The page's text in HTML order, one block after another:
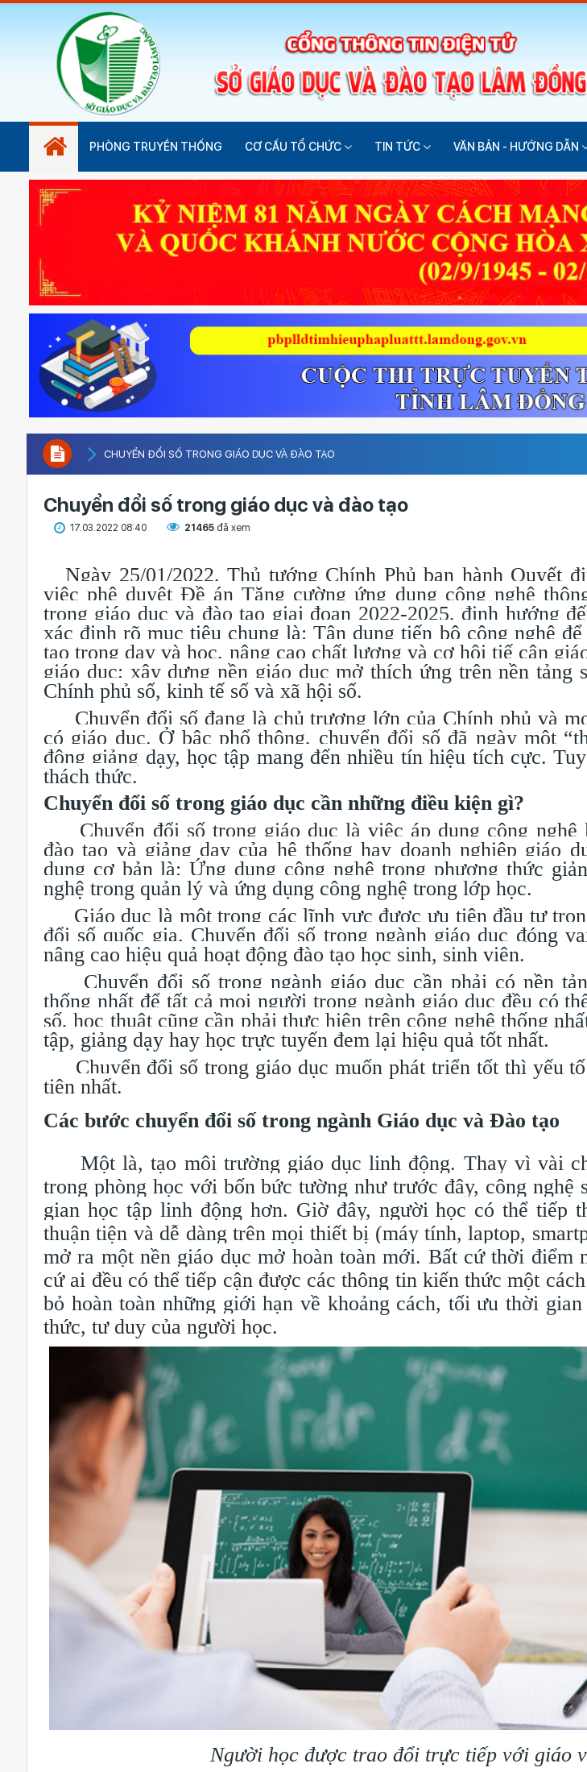
PHÒNG TRUYỀN THỐNG CƠ CẤU TỔ CHỨC TIN TỨC VĂN BẢN - HƯỚNG DẪN
CHUYỂN ĐỔI SỐ TRONG GIÁO DỤC VÀ ĐÀO TẠO
Chuyển đổi số trong giáo dục và đào tạo
17.03.2022 08:40 21465 đã xem
Ngày 25/01/2022, Thủ tướng Chính Phủ ban hành Quyết
việc phê duyệt Đề án Tăng cường ứng dụng công nghệ
trong giáo dục và đào tạo giai đoạn 2022-2025, định hướng
xác định rõ mục tiêu chung là: Tận dụng tiến bộ công nghệ
tạo trong dạy và học, nâng cao chất lượng và cơ hội tiế cận
giáo dục; xây dựng nền giáo dục mở thích ứng trên nền tảng
Chính phủ số, kinh tế số và xã hội số.
Chuyển đổi số đang là chủ trương lớn của Chính phủ và
có giáo dục. Ở bậc phổ thông, chuyển đổi số đã ngày một
động giảng dạy, học tập mang đến nhiều tín hiệu tích cực.
thách thức.
Chuyển đổi số trong giáo dục cần những điều kiện gì?
Chuyển đổi số trong giáo dục là việc áp dụng công nghệ
đào tạo và giảng dạy của hệ thống hay doanh nghiệp giáo
dụng cơ bản là: Ứng dụng công nghệ trong phương thức
nghệ trong quản lý và ứng dụng công nghệ trong lớp học.
Giáo dục là một trong các lĩnh vực được ưu tiên đầu tư
đổi số quốc gia. Chuyển đổi số trong ngành giáo dục đóng
nâng cao hiệu quả hoạt động đào tạo học sinh, sinh viên.
Chuyển đổi số trong ngành giáo dục cần phải có nền
thống nhất để tất cả mọi người trong ngành giáo dục đều có
số, học thuật cũng cần phải thực hiện trên công nghệ thống
tập, giảng dạy hay học trực tuyến đem lại hiệu quả tốt nhất.
Chuyển đổi số trong giáo dục muốn phát triển tốt thì yếu
tiên nhất.
Các bước chuyển đổi số trong ngành Giáo dục và Đào tạo
Một là, tạo môi trường giáo dục linh động. Thay vì vài
trong phòng học với bốn bức tường như trước đây, công nghệ
gian học tập linh động hơn. Giờ đây, người học có thể tiếp
thuận tiện và dễ dàng trên mọi thiết bị (máy tính, laptop,
mở ra một nền giáo dục mở hoàn toàn mới. Bất cứ thời điểm
cứ ai đều có thể tiếp cận được các thông tin kiến thức một
bỏ hoàn toàn những giới hạn về khoảng cách, tối ưu thời
thức, tư duy của người học.
Người học được trao đổi trực tiếp với giáo